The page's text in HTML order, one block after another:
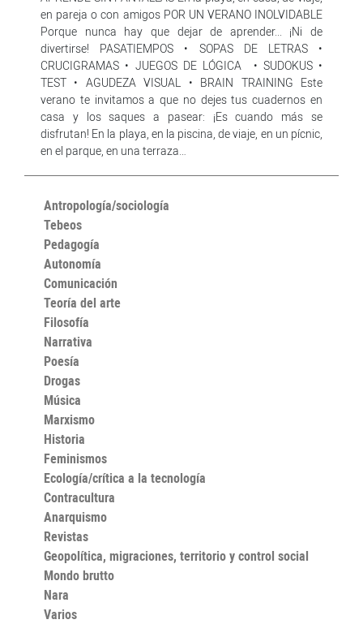
en pareja o con amigos POR UN VERANO INOLVIDABLE
Porque nunca hay que dejar de aprender... ¡Ni de
divertirse! PASATIEMPOS • SOPAS DE LETRAS •
CRUCIGRAMAS • JUEGOS DE LÓGICA • SUDOKUS •
TEST • AGUDEZA VISUAL • BRAIN TRAINING Este
verano te invitamos a que no dejes tus cuadernos en
casa y los saques a pasear: ¡Es cuando más se
disfrutan! En la playa, en la piscina, de viaje, en un pícnic,
en el parque, en una terraza…
Antropología/sociología
Tebeos
Pedagogía
Autonomía
Comunicación
Teoría del arte
Filosofía
Narrativa
Poesía
Drogas
Música
Marxismo
Historia
Feminismos
Ecología/crítica a la tecnología
Contracultura
Anarquismo
Revistas
Geopolítica, migraciones, territorio y control social
Mondo brutto
Nara
Varios